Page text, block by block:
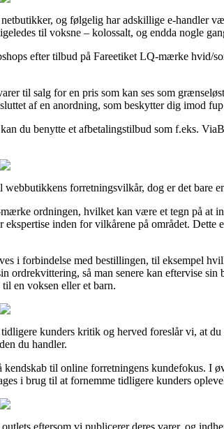
og følgelig har adskillige e-handler
til voksne – kolossalt, og endda nogle
efter tilbud på Fareetiket LQ-mærke hvid/
til salg for en pris som kan ses som
af en anordning, som beskytter dig imod
du benytte et afbetalingstilbud som f.eks.
forretningsvilkår, dog er det bare
ordningen, hvilket kan være et tegn på at
inden for vilkårene på området. Dette
i forbindelse med bestillingen, til eksempel
ordrekvittering, så man senere kan eftervise
en voksen eller et barn.
kunders kritik og herved foreslår vi, at
du handler.
til online forretningens kundefokus. I
i brug til at fornemme tidligere kunders
eftersom vi publicerer deres varer, og